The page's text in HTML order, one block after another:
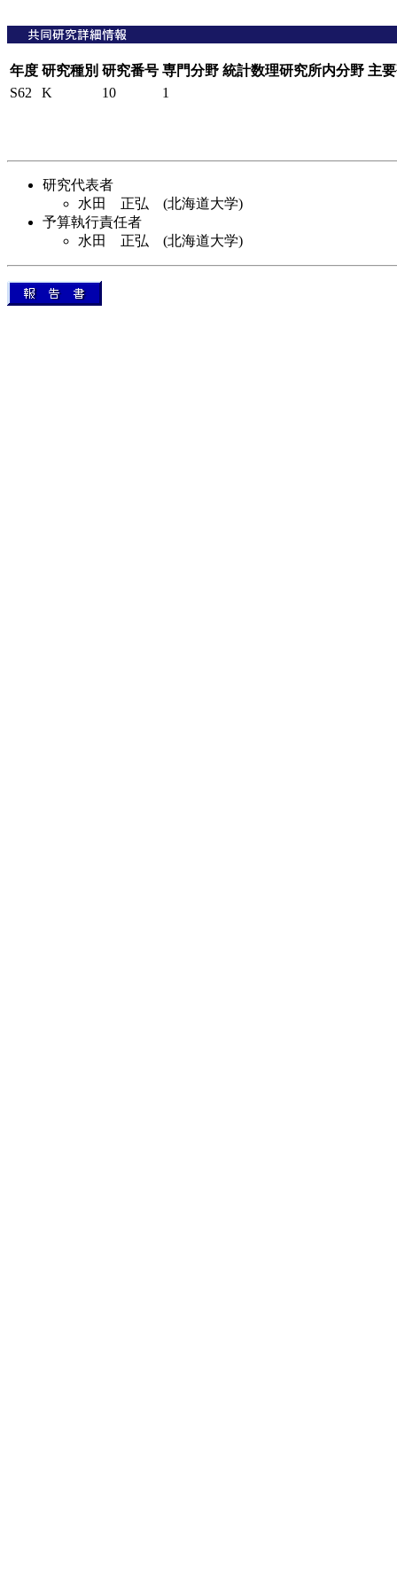
年度 研究種別 研究番号 専門分野 統計数理研究所内分野 主
S62
K 10 1
研究代表者
水田 正弘 (北海道大学)
予算執行責任者
水田 正弘 (北海道大学)